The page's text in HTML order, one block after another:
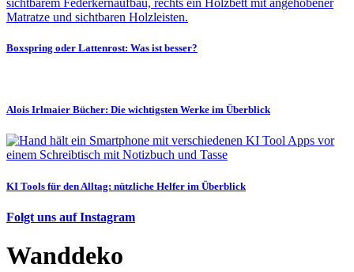
Boxspring oder Lattenrost: Was ist besser?
Alois Irlmaier Bücher: Die wichtigsten Werke im Überblick
KI Tools für den Alltag: nützliche Helfer im Überblick
Folgt uns auf Instagram
Wanddeko